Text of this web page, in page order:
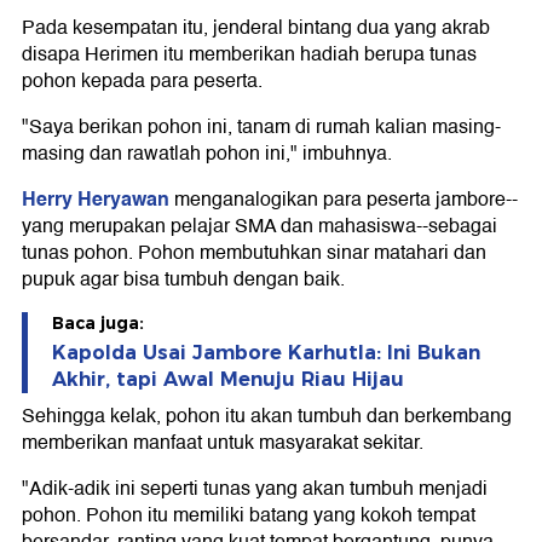
Pada kesempatan itu, jenderal bintang dua yang akrab
disapa Herimen itu memberikan hadiah berupa tunas
pohon kepada para peserta.
"Saya berikan pohon ini, tanam di rumah kalian masing-
masing dan rawatlah pohon ini," imbuhnya.
Herry Heryawan menganalogikan para peserta jambore--
yang merupakan pelajar SMA dan mahasiswa--sebagai
tunas pohon. Pohon membutuhkan sinar matahari dan
pupuk agar bisa tumbuh dengan baik.
Baca juga:
Kapolda Usai Jambore Karhutla: Ini Bukan
Akhir, tapi Awal Menuju Riau Hijau
Sehingga kelak, pohon itu akan tumbuh dan berkembang
memberikan manfaat untuk masyarakat sekitar.
"Adik-adik ini seperti tunas yang akan tumbuh menjadi
pohon. Pohon itu memiliki batang yang kokoh tempat